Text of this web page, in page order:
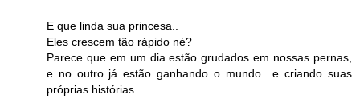
E que linda sua princesa..
Eles crescem tão rápido né?
Parece que em um dia estão grudados em nossas pernas,
e no outro já estão ganhando o mundo.. e criando suas
próprias histórias..